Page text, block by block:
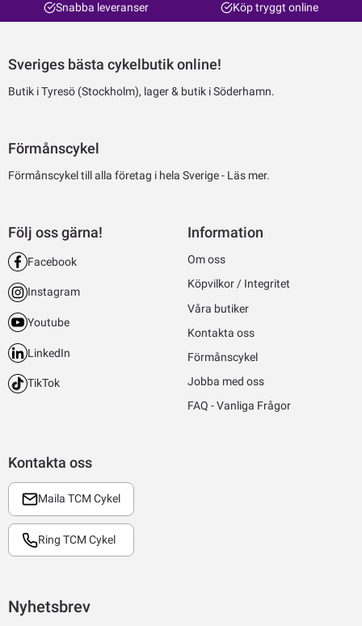
Snabba leveranser Köp tryggt online
Sveriges bästa cykelbutik online!
Butik i Tyresö (Stockholm), lager & butik i Söderhamn.
Förmånscykel
Förmånscykel till alla företag i hela Sverige - Läs mer.
Kontakta oss
Maila TCM Cykel
Ring TCM Cykel
Följ oss gärna!
Facebook
Instagram
Youtube
LinkedIn
TikTok
Information
Om oss
Köpvilkor / Integritet
Våra butiker
Kontakta oss
Förmånscykel
Jobba med oss
FAQ - Vanliga Frågor
Nyhetsbrev